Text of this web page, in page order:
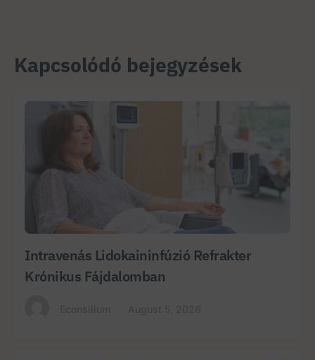
Kapcsolódó bejegyzések
Intravenás Lidokaininfúzió Refrakter
Krónikus Fájdalomban